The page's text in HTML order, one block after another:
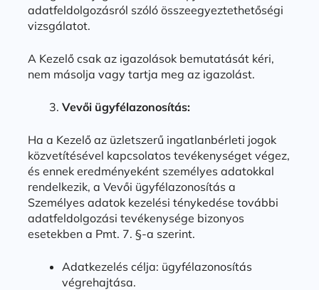
adatfeldolgozásról szóló összeegyeztethetőségi
vizsgálatot.
A Kezelő csak az igazolások bemutatását kéri,
nem másolja vagy tartja meg az igazolást.
Vevői ügyfélazonosítás:
Ha a Kezelő az üzletszerű ingatlanbérleti jogok
közvetítésével kapcsolatos tevékenységet végez,
és ennek eredményeként személyes adatokkal
rendelkezik, a Vevői ügyfélazonosítás a
Személyes adatok kezelési ténykedése további
adatfeldolgozási tevékenysége bizonyos
esetekben a Pmt. 7. §-a szerint.
Adatkezelés célja: ügyfélazonosítás
végrehajtása.